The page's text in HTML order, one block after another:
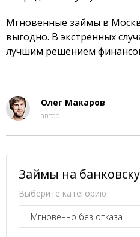
Мгновенные займы в
выгодно. В экстренных
лучшим решением
Олег Макаров
автор
Займы на
Выберите категорию